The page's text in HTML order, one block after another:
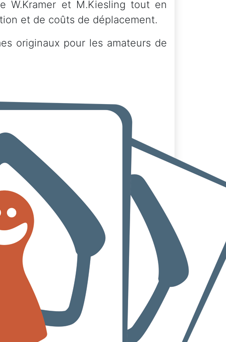
W.Kramer et M.Kiesling tout en
et de coûts de déplacement.
originaux pour les amateurs de